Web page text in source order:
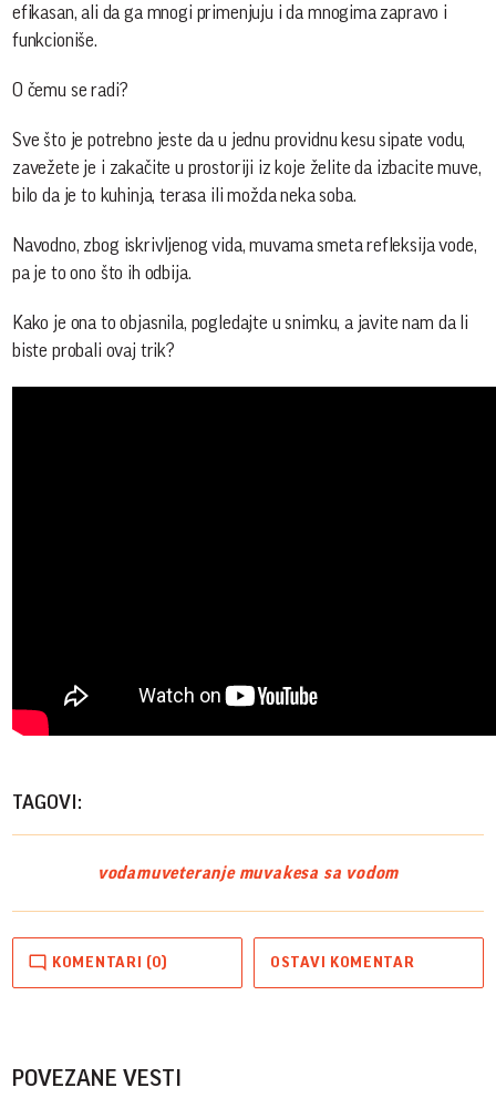
efikasan, ali da ga mnogi primenjuju i da mnogima zapravo i
funkcioniše.
O čemu se radi?
Sve što je potrebno jeste da u jednu providnu kesu sipate vodu,
zavežete je i zakačite u prostoriji iz koje želite da izbacite muve,
bilo da je to kuhinja, terasa ili možda neka soba.
Navodno, zbog iskrivljenog vida, muvama smeta refleksija vode,
pa je to ono što ih odbija.
Kako je ona to objasnila, pogledajte u snimku, a javite nam da li
biste probali ovaj trik?
TAGOVI:
vodamuveteranje muvakesa sa vodom
KOMENTARI (0) OSTAVI KOMENTAR
POVEZANE VESTI